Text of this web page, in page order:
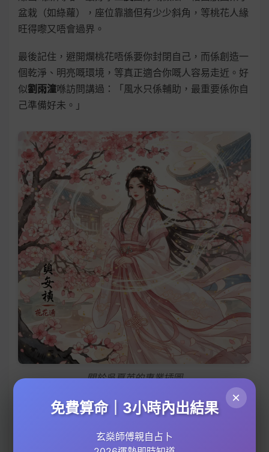
盆栽（如綠蘿），座位靠牆但有少少斜角，等桃花人緣
旺得嚟又唔會過界。
最後記住，避開爛桃花唔係要你封閉自己，而係創造一
個乾淨、明亮嘅環境，等真正適合你嘅人容易走近。好
似劉雨潼喺訪問講過：「風水只係輔助，最重要係你自
己準備好未。」
關於吳夏英的專業插圖
脫單穿搭顏色攻略
×
免費算命｜3小時內出結果
玄燊師傅親自占卜